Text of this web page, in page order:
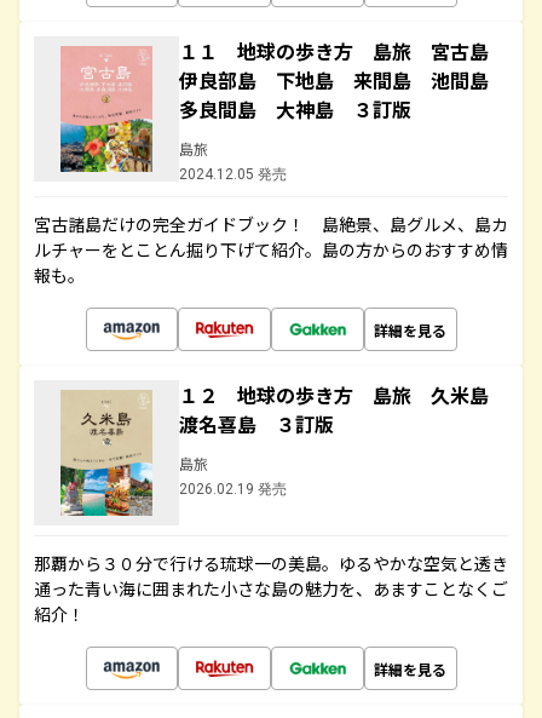
１１ 地球の歩き方 島旅 宮古島
伊良部島 下地島 来間島 池間島
多良間島 大神島 ３訂版
島旅
2024.12.05 発売
宮古諸島だけの完全ガイドブック！ 島絶景、島グルメ、島カ
ルチャーをとことん掘り下げて紹介。島の方からのおすすめ情
報も。
詳細を見る
１２ 地球の歩き方 島旅 久米島
渡名喜島 ３訂版
島旅
2026.02.19 発売
那覇から３０分で行ける琉球一の美島。ゆるやかな空気と透き
通った青い海に囲まれた小さな島の魅力を、あますことなくご
紹介！
詳細を見る